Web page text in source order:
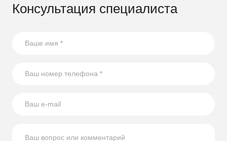
Консультация специалиста